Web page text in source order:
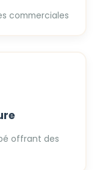
commerciales
offrant des